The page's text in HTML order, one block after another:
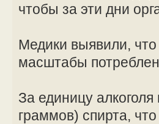
чтобы за эти дни
Медики выявили,
масштабы
За единицу
граммов) спирта,